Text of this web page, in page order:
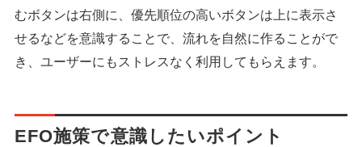
むボタンは右側に、優先順位の高いボタンは上に表示さ
せるなどを意識することで、流れを自然に作ることがで
き、ユーザーにもストレスなく利用してもらえます。
EFO施策で意識したいポイント
シェア 投稿